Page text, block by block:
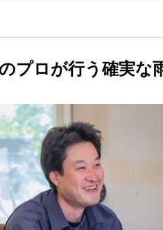
プロが行う確実な